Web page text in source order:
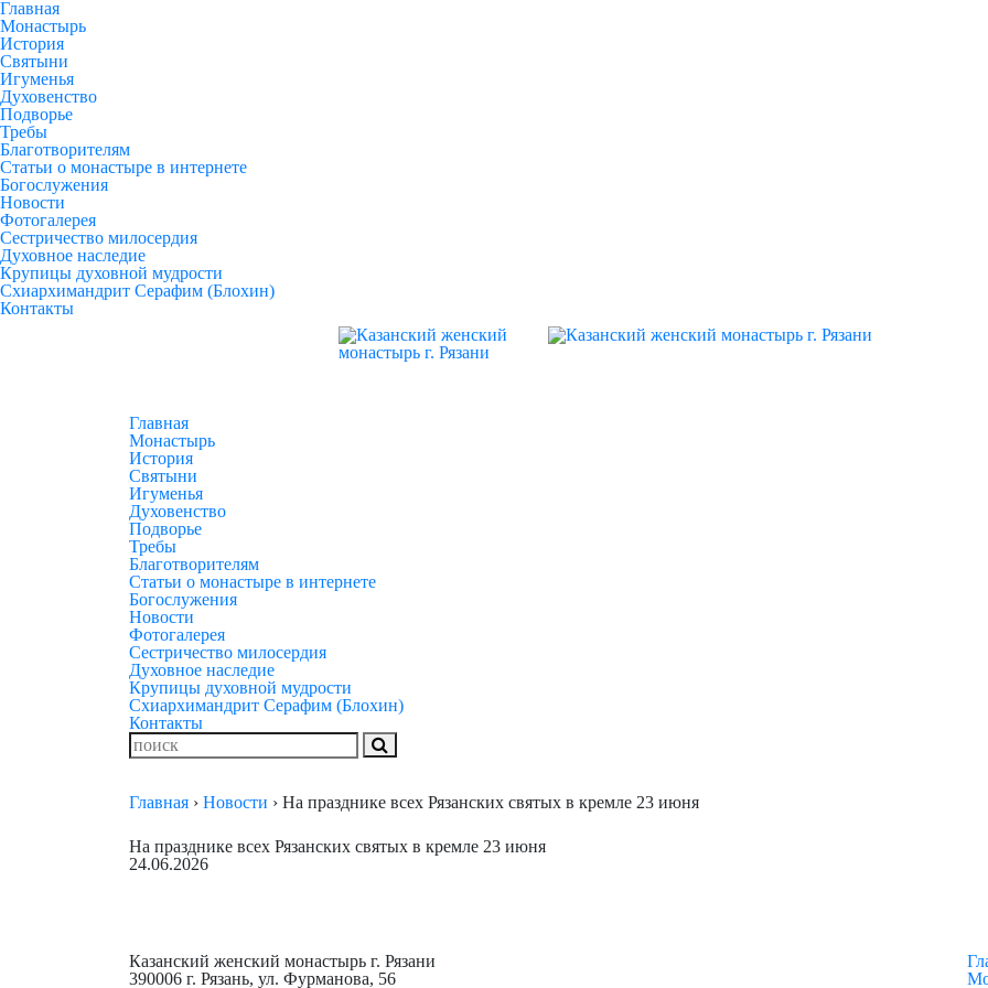
Главная
Монастырь
История
Святыни
Игуменья
Духовенство
Подворье
Требы
Благотворителям
Статьи о монастыре в интернете
Богослужения
Новости
Фотогалерея
Сестричество милосердия
Духовное наследие
Крупицы духовной мудрости
Схиархимандрит Серафим (Блохин)
Контакты
Главная
Монастырь
История
Святыни
Игуменья
Духовенство
Подворье
Требы
Благотворителям
Статьи о монастыре в интернете
Богослужения
Новости
Фотогалерея
Сестричество милосердия
Духовное наследие
Крупицы духовной мудрости
Схиархимандрит Серафим (Блохин)
Контакты
Главная › Новости › На празднике всех Рязанских святых в кремле 23 июня
На празднике всех Рязанских святых в кремле 23 июня
24.06.2026
Казанский женский монастырь г. Рязани
390006 г. Рязань, ул. Фурманова, 56